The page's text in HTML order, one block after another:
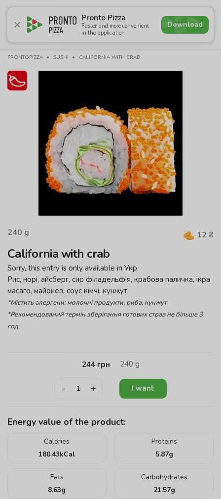
Pronto Pizza
Faster and more convenient
in the application
Download
4.8
Promotions Pizza Sushi Breakfasts
PRONTOPIZZA SUSHI CALIFORNIA WITH CRAB
240 g 12 ₴
California with crab
Sorry, this entry is only available in Укр.
Рис, норі, айсберг, сир філадельфія, крабова паличка, ікра
масаго, майонез, соус кімчі, кунжут
*Містить алергени: молочні продукти, риба, кунжут
*Рекомендований термін зберігання готових страв не більше 3
год.
244грн 240 g
- + I want
Energy value of the product:
Calories
180.43kCal
Proteins
5.87g
Fats
8.63g
Carbohydrates
21.57g